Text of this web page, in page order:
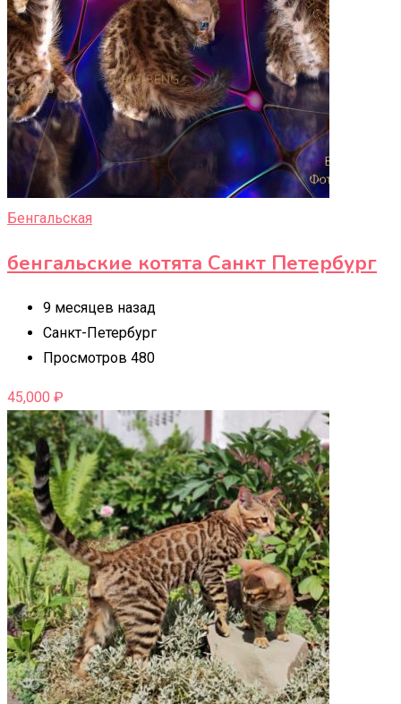
Бенгальская
бенгальские котята Санкт Петербург
9 месяцев назад
Санкт-Петербург
Просмотров 480
45,000 ₽